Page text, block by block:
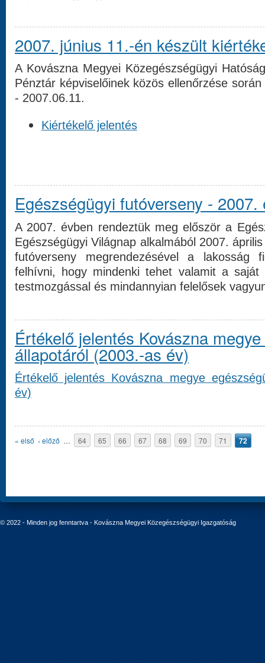
2007. június 11.-én készült
A Kovászna Megyei Közegészségügyi
Pénztár képviselőinek közös ellenőrzése
- 2007.06.11.
Kiértékelő jelentés
Egészségügyi futóverseny - 2007.
A 2007. évben rendeztük meg először a
Egészségügyi Világnap alkalmából 2007.
futóverseny megrendezésével a lakosság
felhívni, hogy mindenki tehet valamit a saját
testmozgással és mindannyian felelősek
Értékelő jelentés Kovászna
állapotáról (2003.-as év)
Értékelő jelentés Kovászna megye
év)
Oldalak
« első ‹ előző … 64 65 66 67 68 69 70 71 72
© 2022 - Minden jog fenntartva - Kovászna Megyei Közegészségügyi Igazgatóság